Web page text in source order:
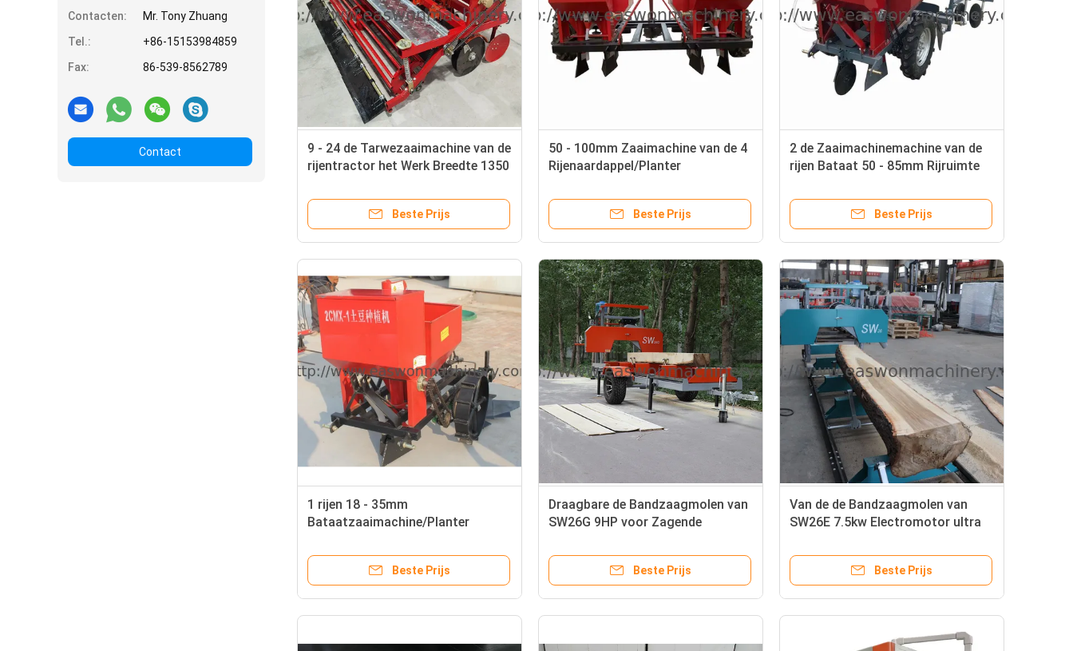
Contacten:
Mr. Tony Zhuang
Tel.:
+86-15153984859
Fax:
86-539-8562789
Contact
9 - 24 de Tarwezaaimachine van de
rijentractor het Werk Breedte 1350
Beste Prijs
50 - 100mm Zaaimachine van de 4
Rijenaardappel/Planter
Beste Prijs
2 de Zaaimachinemachine van de
rijen Bataat 50 - 85mm Rijruimte
Beste Prijs
1 rijen 18 - 35mm
Bataatzaaimachine/Planter
Beste Prijs
Draagbare de Bandzaagmolen van
SW26G 9HP voor Zagende
Benzinemotor
Beste Prijs
Van de de Bandzaagmolen van
SW26E 7.5kw Electromotor ultra
Beste Prijs